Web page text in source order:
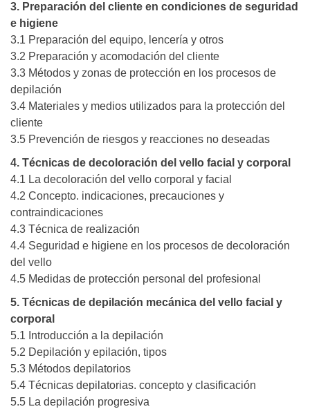
3. Preparación del cliente en condiciones de seguridad
e higiene
3.1 Preparación del equipo, lencería y otros
3.2 Preparación y acomodación del cliente
3.3 Métodos y zonas de protección en los procesos de
depilación
3.4 Materiales y medios utilizados para la protección del
cliente
3.5 Prevención de riesgos y reacciones no deseadas
4. Técnicas de decoloración del vello facial y corporal
4.1 La decoloración del vello corporal y facial
4.2 Concepto. indicaciones, precauciones y
contraindicaciones
4.3 Técnica de realización
4.4 Seguridad e higiene en los procesos de decoloración
del vello
4.5 Medidas de protección personal del profesional
5. Técnicas de depilación mecánica del vello facial y
corporal
5.1 Introducción a la depilación
5.2 Depilación y epilación, tipos
5.3 Métodos depilatorios
5.4 Técnicas depilatorias. concepto y clasificación
5.5 La depilación progresiva